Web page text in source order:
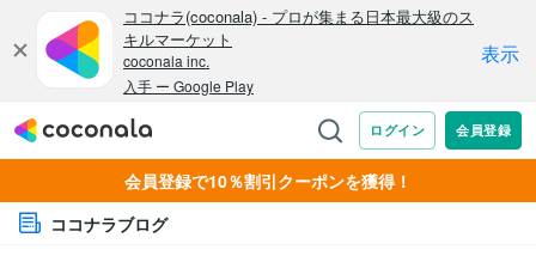
会員登録で10％割引クーポンを獲得！
ココナラブログ